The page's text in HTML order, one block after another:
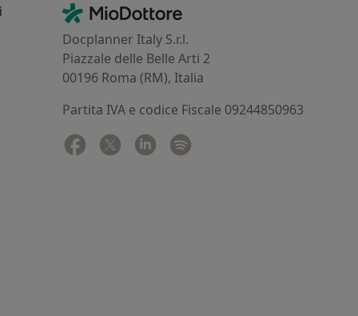
Contatti
MioDottore - Homepage
Docplanner Italy S.r.l.
Piazzale delle Belle Arti 2
00196 Roma (RM), Italia
Partita IVA e codice Fiscale 09244850963
Facebook
si apre in una nuova scheda
Twitter
si apre in una nuova scheda
Linkedin
si apre in una nuova scheda